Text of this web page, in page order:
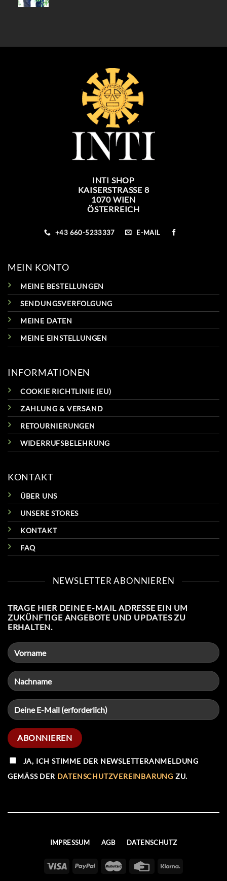
INTI SHOP
KAISERSTRASSE 8
1070 WIEN
ÖSTERREICH
+43 660-5233337 E-MAIL
MEIN KONTO
MEINE BESTELLUNGEN
SENDUNGSVERFOLGUNG
MEINE DATEN
MEINE EINSTELLUNGEN
INFORMATIONEN
COOKIE RICHTLINIE (EU)
ZAHLUNG & VERSAND
RETOURNIERUNGEN
WIDERRUFSBELEHRUNG
KONTAKT
ÜBER UNS
UNSERE STORES
KONTAKT
FAQ
NEWSLETTER ABONNIEREN
TRAGE HIER DEINE E-MAIL ADRESSE EIN UM
ZUKÜNFTIGE ANGEBOTE UND UPDATES ZU
ERHALTEN.
JA, ICH STIMME DER NEWSLETTERANMELDUNG
GEMÄSS DER DATENSCHUTZVEREINBARUNG ZU.
IMPRESSUM AGB DATENSCHUTZ